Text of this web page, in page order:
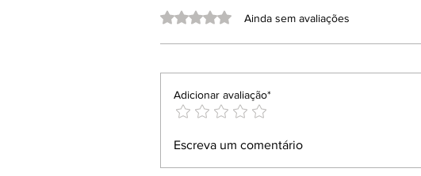
Avaliado com 0 de 5 estrelas.Ainda sem avaliações
Adicionar avaliação*
Escreva um comentário